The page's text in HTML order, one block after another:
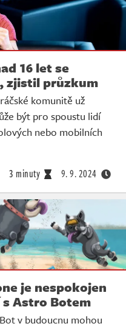
16 let se
zjistil průzkum
komunitě už
být pro spoustu lidí
nebo mobilních
3 minuty 9. 9. 2024
je nespokojen
s Astro Botem
v budoucnu mohou